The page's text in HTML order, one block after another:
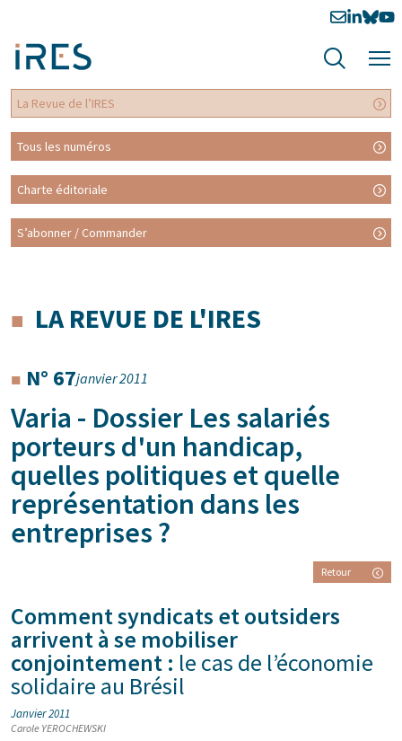
La Revue de l’IRES
Tous les numéros
Charte éditoriale
S’abonner / Commander
LA REVUE DE L'IRES
N° 67janvier 2011
Varia - Dossier Les salariés
porteurs d'un handicap,
quelles politiques et quelle
représentation dans les
entreprises ?
Retour
Comment syndicats et outsiders
arrivent à se mobiliser
conjointement : le cas de l’économie
solidaire au Brésil
Janvier 2011
Carole YEROCHEWSKI